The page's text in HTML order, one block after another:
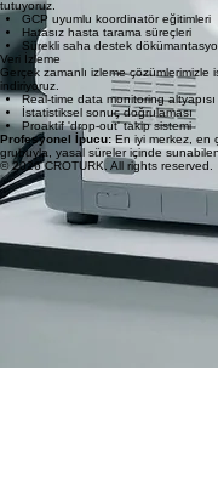
Risk bazlı saha optimizasyonu
Saha Eğitimi
Sürekli eğitim programlarımızla
tutuyoruz.
GCP uyumlu koordinatör eğitimleri
Hatasız hasta tarama süreçleri
Sürekli saha destek
Veri İzleme
Gerçek zamanlı izleme çözümlerimizle
indiriyoruz.
Real-time data monitoring altyapısı
İstatistiksel sonuç doğrulaması
Proaktif 'drop-out' takip sistemi
Profesyonel İpucu:En iyi merkez, en
grubuyla, yasal süreler içinde
© 2026 CROTURK. All rights reserved.